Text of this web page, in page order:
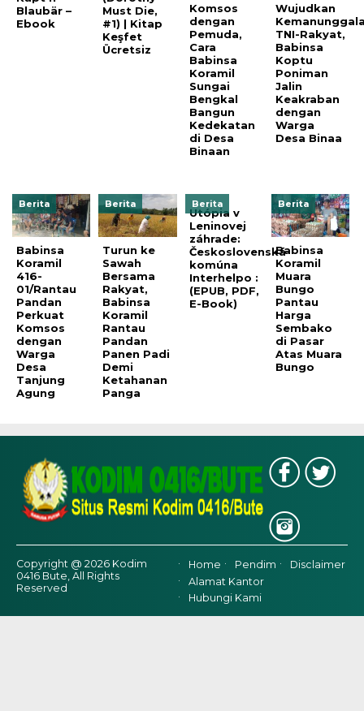
Blaubär –
Ebook
Must Die,
#1) | Kitap
Keşfet
Ücretsiz
Komsos
dengan
Pemuda,
Cara
Babinsa
Koramil
Sungai
Bengkal
Bangun
Kedekatan
di Desa
Binaan
Wujudkan
TNI-Rakyat,
Babinsa
Koptu
Poniman
Jalin
Keakraban
dengan
Warga
Desa Binaa
Berita
Babinsa
Koramil
416-
01/Rantau
Pandan
Perkuat
Komsos
dengan
Warga
Desa
Tanjung
Agung
Berita
Turun ke
Sawah
Bersama
Rakyat,
Babinsa
Koramil
Rantau
Pandan
Panen Padi
Demi
Ketahanan
Panga
Berita
Utópia v
Leninovej
záhrade:
Československá
komúna
Interhelpo :
(EPUB, PDF,
E-Book)
Berita
Babinsa
Koramil
Muara
Bungo
Pantau
Harga
Sembako
di Pasar
Atas Muara
Bungo
Copyright @ 2026 Kodim
0416 Bute, All Rights
Reserved
Home Pendim
Disclaimer
Alamat Kantor
Hubungi Kami